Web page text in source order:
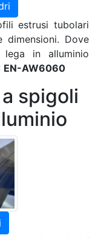
estrusi tubolari
dimensioni. Dove
lega in alluminio
EN-AW6060
spigoli